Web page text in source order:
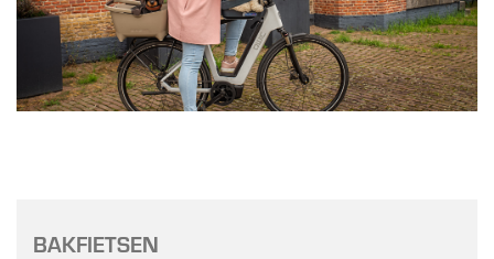
BAKFIETSEN